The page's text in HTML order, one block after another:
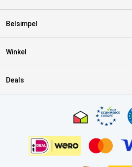
Belsimpel
Winkel
Deals